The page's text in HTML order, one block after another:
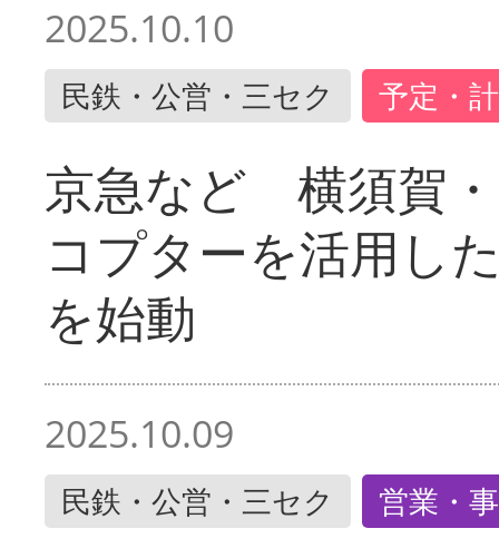
2025.10.10
民鉄・公営・三セク 予定・
京急など 横須賀
コプターを活用し
を始動
2025.10.09
民鉄・公営・三セク 営業・